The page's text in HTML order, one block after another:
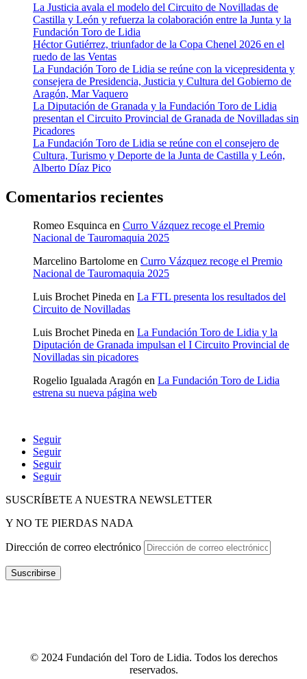
La Justicia avala el modelo del Circuito de Novilladas de
Castilla y León y refuerza la colaboración entre la Junta y la
Fundación Toro de Lidia
Héctor Gutiérrez, triunfador de la Copa Chenel 2026 en el
ruedo de las Ventas
La Fundación Toro de Lidia se reúne con la vicepresidenta y
consejera de Presidencia, Justicia y Cultura del Gobierno de
Aragón, Mar Vaquero
La Diputación de Granada y la Fundación Toro de Lidia
presentan el Circuito Provincial de Granada de Novilladas sin
Picadores
La Fundación Toro de Lidia se reúne con el consejero de
Cultura, Turismo y Deporte de la Junta de Castilla y León,
Alberto Díaz Pico
Comentarios recientes
Romeo Esquinca en Curro Vázquez recoge el Premio
Nacional de Tauromaquia 2025
Marcelino Bartolome en Curro Vázquez recoge el Premio
Nacional de Tauromaquia 2025
Luis Brochet Pineda en La FTL presenta los resultados del
Circuito de Novilladas
Luis Brochet Pineda en La Fundación Toro de Lidia y la
Diputación de Granada impulsan el I Circuito Provincial de
Novilladas sin picadores
Rogelio Igualada Aragón en La Fundación Toro de Lidia
estrena su nueva página web
Seguir
Seguir
Seguir
Seguir
SUSCRÍBETE A NUESTRA NEWSLETTER
Y NO TE PIERDAS NADA
Dirección de correo electrónico
Suscribirse
© 2024 Fundación del Toro de Lidia. Todos los derechos
reservados.